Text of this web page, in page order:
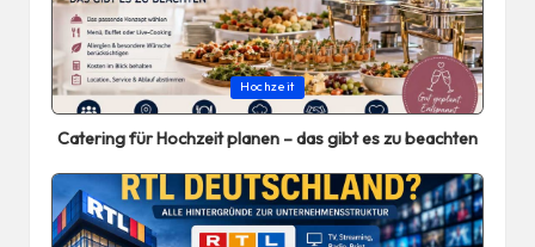
Posted
in
Hochzeit
Catering für Hochzeit planen – das gibt es zu beachten